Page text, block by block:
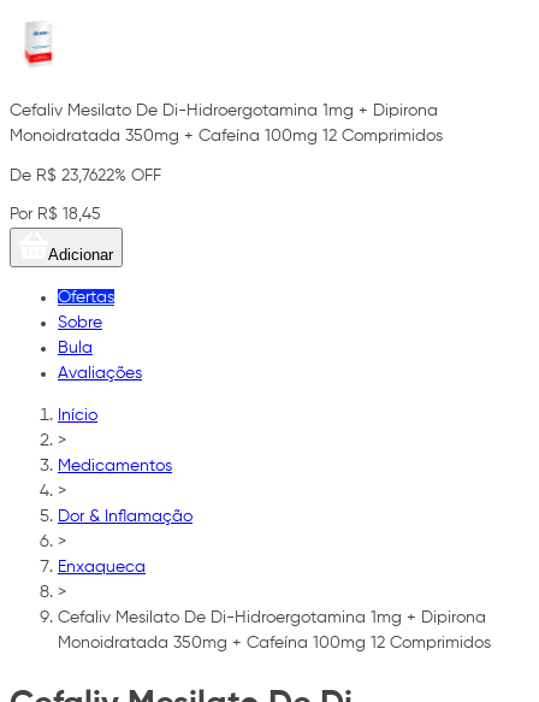
Cefaliv Mesilato De Di-Hidroergotamina 1mg + Dipirona
Monoidratada 350mg + Cafeína 100mg 12 Comprimidos
De R$ 23,7622% OFF
Por R$ 18,45
Adicionar
Ofertas
Sobre
Bula
Avaliações
Início
>
Medicamentos
>
Dor & Inflamação
>
Enxaqueca
>
Cefaliv Mesilato De Di-Hidroergotamina 1mg + Dipirona
Monoidratada 350mg + Cafeína 100mg 12 Comprimidos